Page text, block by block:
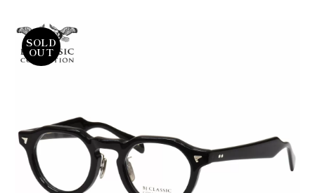
SOLD
OUT